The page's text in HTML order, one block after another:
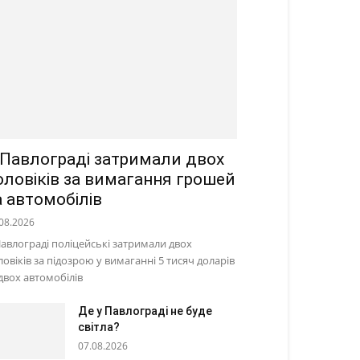
затримали двох
за вимагання грошей
автомобілів
поліцейські затримали двох
за підозрою у вимаганні 5 тисяч доларів
автомобілів
Де у Павлограді не буде
світла?
07.08.2026